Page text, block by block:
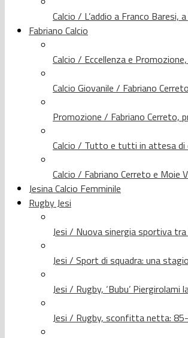
Calcio / L’addio a Franco Baresi,
Fabriano Calcio
Calcio / Eccellenza e
Calcio Giovanile / Fabriano
Promozione / Fabriano Cerreto,
Calcio / Tutto e tutti in attesa di
Calcio / Fabriano Cerreto e Moie
Jesina Calcio Femminile
Rugby Jesi
Jesi / Nuova sinergia sportiva
Jesi / Sport di squadra: una
Jesi / Rugby, ‘Bubu’
Jesi / Rugby, sconfitta netta: